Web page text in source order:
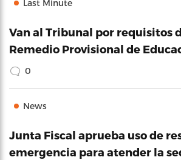
Last Minute
Van al Tribunal por requisitos
Remedio Provisional de
0
News
Junta Fiscal aprueba uso de
emergencia para atender la